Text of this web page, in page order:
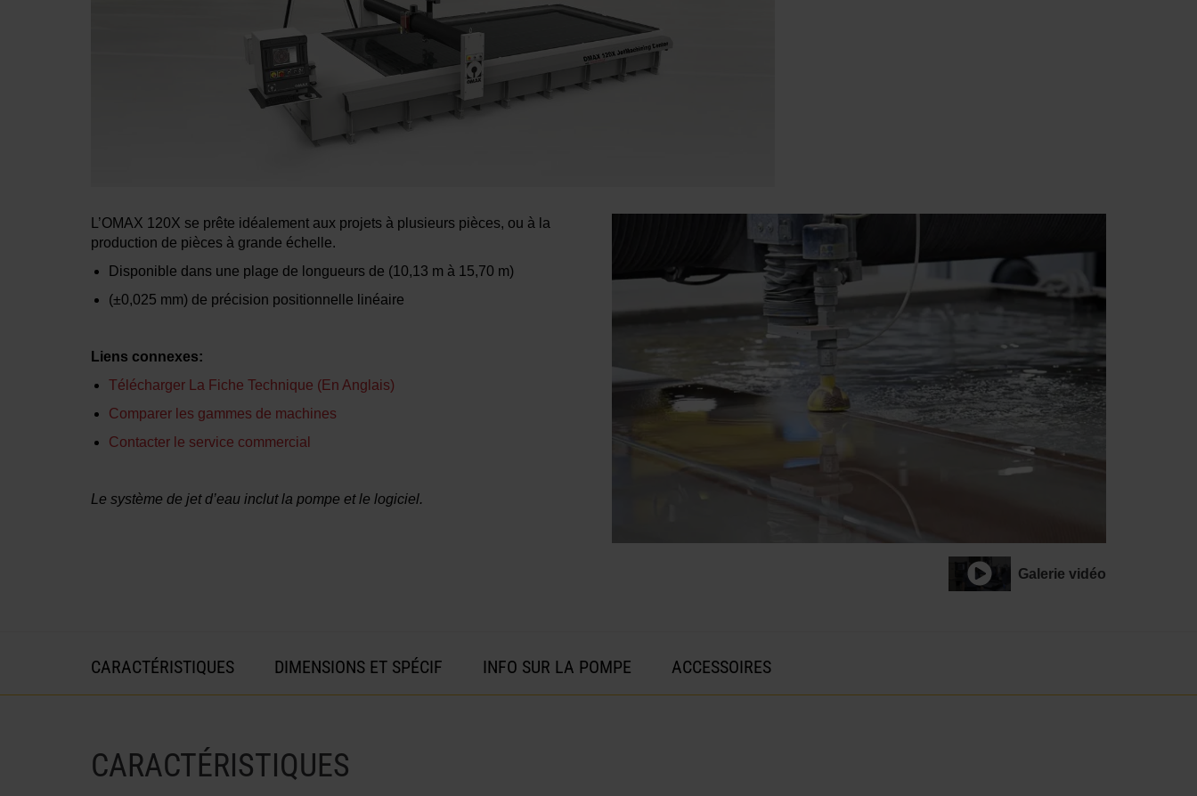
L’OMAX 120X se prête idéalement aux projets à plusieurs pièces, ou à la
production de pièces à grande échelle.
Disponible dans une plage de longueurs de (10,13 m à 15,70 m)
(±0,025 mm) de précision positionnelle linéaire
Liens connexes:
Télécharger La Fiche Technique (En Anglais)
Comparer les gammes de machines
Contacter le service commercial
Le système de jet d’eau inclut la pompe et le logiciel.
Galerie vidéo
CARACTÉRISTIQUES DIMENSIONS ET SPÉCIF INFO SUR LA POMPE ACCESSOIRES
CARACTÉRISTIQUES